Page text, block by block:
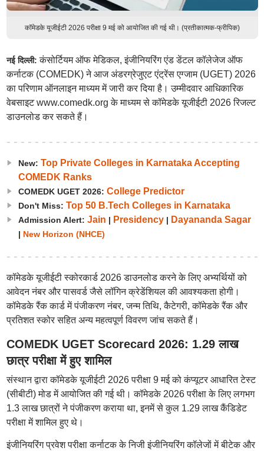
कॉमेडके यूजीईटी 2026 परीक्षा 9 मई को आयोजित की गई थी। (प्रतीकात्मक-फ्रीपिक)
नई दिल्ली:कंसोर्टियम ऑफ मेडिकल, इंजीनियरिंग एंड डेंटल कॉलेजेज ऑफ
कर्नाटक (COMEDK) ने आज अंडरग्रेजुएट एंट्रेंस एग्जाम (UGET) 2026
का परिणाम ऑनलाइन माध्यम में जारी कर दिया है। उम्मीदवार आधिकारिक
वेबसाइट www.comedk.org के माध्यम से कॉमेडके यूजीईटी 2026 रिजल्ट
डाउनलोड कर सकते हैं।
New: Top Private Colleges in Karnataka Accepting
COMEDK Ranks
COMEDK UGET 2026: College Predictor
Don't Miss: Top 50 B.Tech Colleges in Karnataka
Admission Alert: Jain | Presidency| Dayananda Sagar
| New Horizon (NHCE)
कॉमेडके यूजीईटी स्कोरकार्ड 2026 डाउनलोड करने के लिए अभ्यर्थियों को
आवेदन नंबर और पासवर्ड जैसे लॉगिन क्रेडेंशियल की आवश्यकता होगी।
कॉमेडके रैंक कार्ड में पंजीकरण नंबर, जन्म तिथि, कैटेगरी, कॉमेडके रैंक और
प्रतिशत स्कोर सहित अन्य महत्वपूर्ण विवरण जांच सकते हैं।
COMEDK UGET Scorecard 2026: 1.29 लाख
छात्र परीक्षा में हुए शामिल
संस्थान द्वारा कॉमेडके यूजीईटी 2026 परीक्षा 9 मई को कंप्यूटर आधारित टेस्ट
(सीबीटी) मोड में आयोजित की गई थी। कॉमेडके 2026 परीक्षा के लिए लगभग
1.3 लाख छात्रों ने पंजीकरण कराया था, इनमें से कुल 1.29 लाख कैंडिडेट
परीक्षा में शामिल हुए थे।
इंजीनियरिंग प्रवेश परीक्षा कर्नाटक के निजी इंजीनियरिंग कॉलेजों में बीटेक और